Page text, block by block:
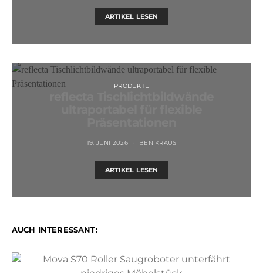
ARTIKEL LESEN
PRODUKTE
19. JUNI 2026 BEN KRAUS
ARTIKEL LESEN
AUCH INTERESSANT: